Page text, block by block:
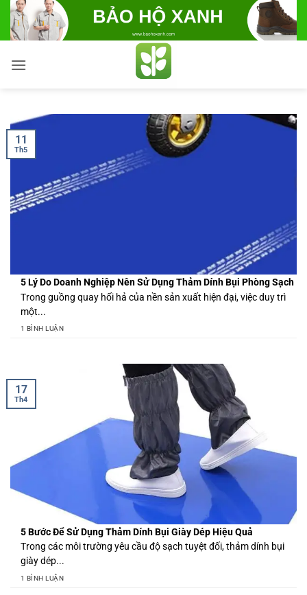
Bỏ
qua
nội
dung
5 Lý Do Doanh Nghiệp Nên Sử Dụng Thảm Dính Bụi Phòng Sạch
Trong guồng quay hối hả của nền sản xuất hiện đại, việc duy trì
một...
1 BÌNH LUẬN
11
Th5
5 Bước Để Sử Dụng Thảm Dính Bụi Giày Dép Hiệu Quả
Trong các môi trường yêu cầu độ sạch tuyệt đối, thảm dính bụi
giày dép...
1 BÌNH LUẬN
17
Th4